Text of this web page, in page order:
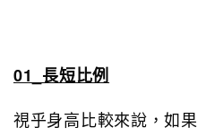
01_長短比例
視乎身高比較來說，如